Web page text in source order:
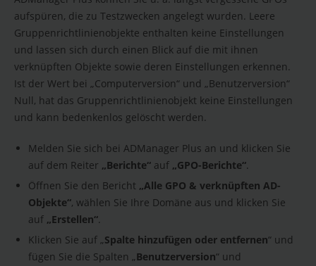
aufspüren, die zu Testzwecken angelegt wurden. Leere
Gruppenrichtlinienobjekte enthalten keine Einstellungen
und lassen sich durch einen Blick auf die mit ihnen
verknüpften Objekte sowie deren Einstellungen erkennen.
Ist der Wert bei „Computerversion“ und „Benutzerversion“
Null, hat das Gruppenrichtlinienobjekt keine Einstellungen
und kann bedenkenlos gelöscht werden.
Melden Sie sich bei ADManager Plus an und klicken Sie
auf dem Reiter „Berichte“ auf „GPO-Berichte“.
Öffnen Sie den Bericht „Alle GPO & verknüpften AD-
Objekte“, wählen Sie Ihre Domäne aus und klicken Sie
auf „Erstellen“.
Klicken Sie auf „Spalte hinzufügen oder entfernen“ und
fügen Sie die Spalten „Benutzerversion“ und